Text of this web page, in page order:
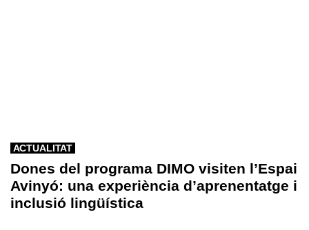
ACTUALITAT
Dones del programa DIMO visiten l’Espai
Avinyó: una experiència d’aprenentatge i
inclusió lingüística